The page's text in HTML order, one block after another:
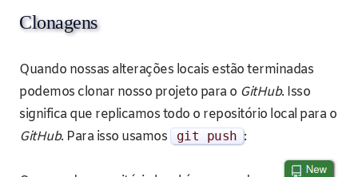
Clonagens
Quando nossas alterações locais estão terminadas
podemos clonar nosso projeto para o GitHub. Isso
significa que replicamos todo o repositório local para o
GitHub. Para isso usamos git push :